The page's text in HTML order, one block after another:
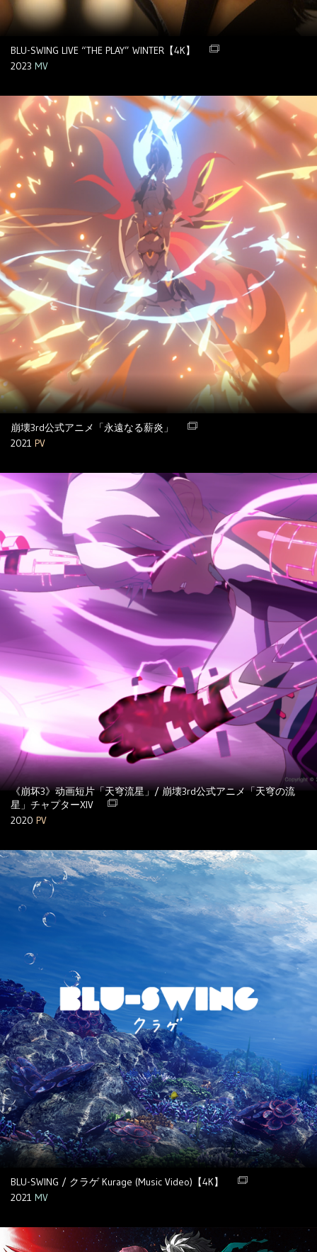
BLU-SWING LIVE “THE PLAY” WINTER【4K】
2023 MV
崩壊3rd公式アニメ「永遠なる薪炎」
2021 PV
《崩坏3》动画短片「天穹流星」/ 崩壊3rd公式アニメ「天穹の流
星」チャプターXIV
2020 PV
BLU-SWING / クラゲ Kurage (Music Video)【4K】
2021 MV